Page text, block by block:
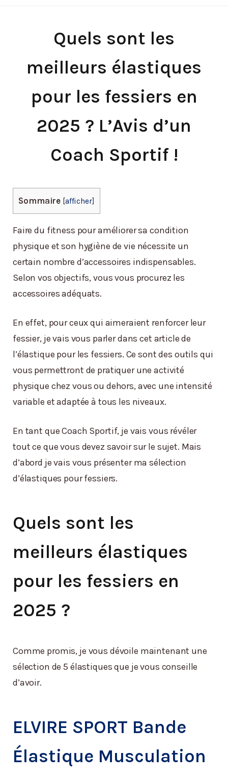
Quels sont les
meilleurs élastiques
pour les fessiers en
2025 ? L’Avis d’un
Coach Sportif !
Sommaire [afficher]
Faire du fitness pour améliorer sa condition
physique et son hygiène de vie nécessite un
certain nombre d’accessoires indispensables.
Selon vos objectifs, vous vous procurez les
accessoires adéquats.
En effet, pour ceux qui aimeraient renforcer leur
fessier, je vais vous parler dans cet article de
l’élastique pour les fessiers. Ce sont des outils qui
vous permettront de pratiquer une activité
physique chez vous ou dehors, avec une intensité
variable et adaptée à tous les niveaux.
En tant que Coach Sportif, je vais vous révéler
tout ce que vous devez savoir sur le sujet. Mais
d’abord je vais vous présenter ma sélection
d’élastiques pour fessiers.
Quels sont les
meilleurs élastiques
pour les fessiers en
2025 ?
Comme promis, je vous dévoile maintenant une
sélection de 5 élastiques que je vous conseille
d’avoir.
ELVIRE SPORT Bande
Élastique Musculation